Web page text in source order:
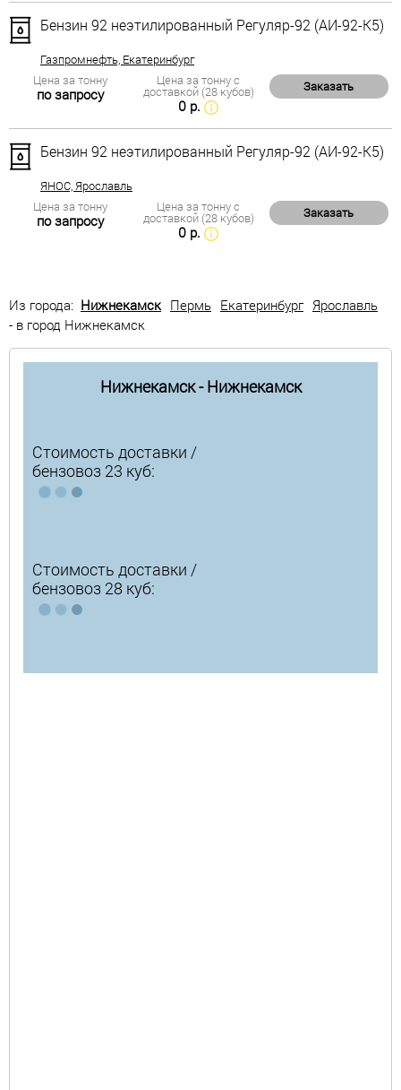
Бензин 92 неэтилированный Регуляр-92 (АИ-92-К5)
Газпромнефть, Екатеринбург
Цена за тонну
по запросу
Цена за тонну с
доставкой (28 кубов)
0 р.
Заказать
Бензин 92 неэтилированный Регуляр-92 (АИ-92-К5)
ЯНОС, Ярославль
Цена за тонну
по запросу
Цена за тонну с
доставкой (28 кубов)
0 р.
Заказать
Из города: Нижнекамск Пермь Екатеринбург Ярославль
- в город Нижнекамск
Нижнекамск - Нижнекамск
Стоимость доставки /
бензовоз 23 куб:
Стоимость доставки /
бензовоз 28 куб: